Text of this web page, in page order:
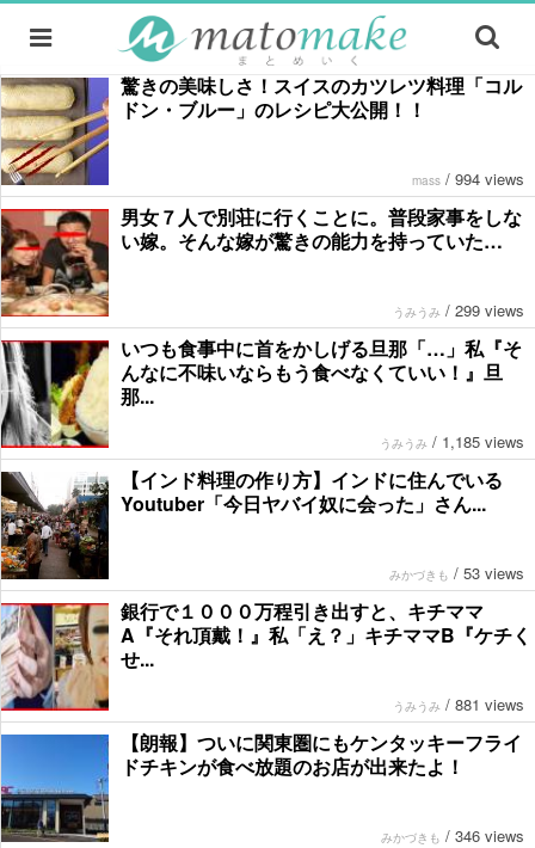
驚きの美味しさ！スイスのカツレツ料理「コル
ドン・ブルー」のレシピ大公開！！
mass / 994 views
男女７人で別荘に行くことに。普段家事をしな
い嫁。そんな嫁が驚きの能力を持っていた…
うみうみ / 299 views
いつも食事中に首をかしげる旦那「…」私『そ
んなに不味いならもう食べなくていい！』旦
那...
うみうみ / 1,185 views
【インド料理の作り方】インドに住んでいる
Youtuber「今日ヤバイ奴に会った」さん...
みかづきも / 53 views
銀行で１０００万程引き出すと、キチママ
A『それ頂戴！』私「え？」キチママB『ケチく
せ...
うみうみ / 881 views
【朗報】ついに関東圏にもケンタッキーフライ
ドチキンが食べ放題のお店が出来たよ！
みかづきも / 346 views